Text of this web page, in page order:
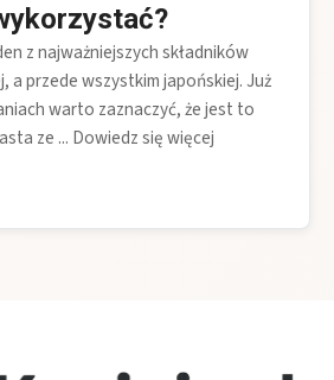
z najważniejszych składników
a przede wszystkim japońskiej. Już
warto zaznaczyć, że jest to
ze ... Dowiedz się więcej